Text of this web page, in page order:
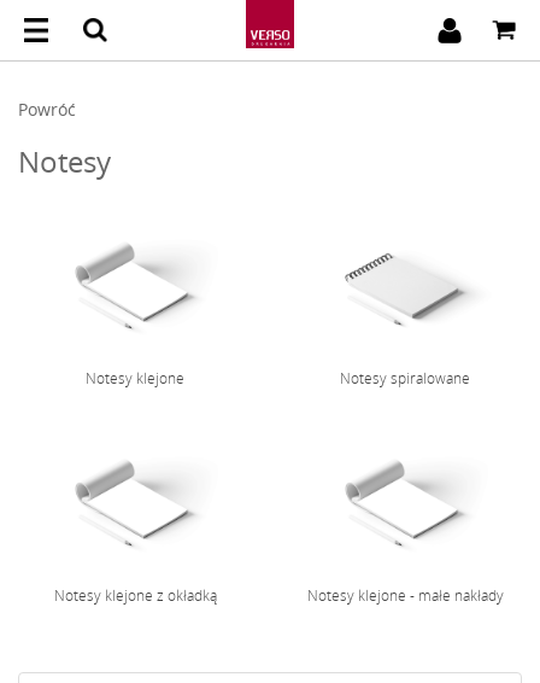
Powróć
Notesy
Notesy klejone Notesy spiralowane
Notesy klejone z okładką Notesy klejone - małe nakłady